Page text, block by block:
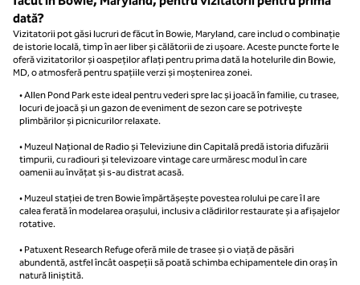
dată?
Vizitatorii pot găsi lucruri de făcut în Bowie, Maryland, care includ o combinație
de istorie locală, timp în aer liber și călătorii de zi ușoare. Aceste puncte forte le
oferă vizitatorilor și oaspeților aflați pentru prima dată la hotelurile din Bowie,
MD, o atmosferă pentru spațiile verzi și moștenirea zonei.
• Allen Pond Park este ideal pentru vederi spre lac și joacă în familie, cu trasee,
locuri de joacă și un gazon de eveniment de sezon care se potrivește
plimbărilor și picnicurilor relaxate.
• Muzeul Național de Radio și Televiziune din Capitală predă istoria difuzării
timpurii, cu radiouri și televizoare vintage care urmăresc modul în care
oamenii au învățat și s-au distrat acasă.
• Muzeul stației de tren Bowie împărtășește povestea rolului pe care îl are
calea ferată în modelarea orașului, inclusiv a clădirilor restaurate și a afișajelor
rotative.
• Patuxent Research Refuge oferă mile de trasee și o viață de păsări
abundentă, astfel încât oaspeții să poată schimba echipamentele din oraș în
natură liniștită.